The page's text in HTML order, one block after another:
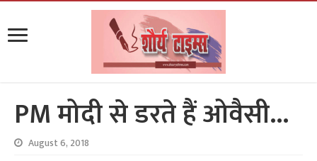
PM मोदी से डरते हैं ओवैसी…
August 6, 2018